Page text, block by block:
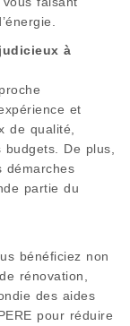
à
et
de qualité,
De plus,
démarches
partie du
bénéficiez non
rénovation,
des aides
pour réduire